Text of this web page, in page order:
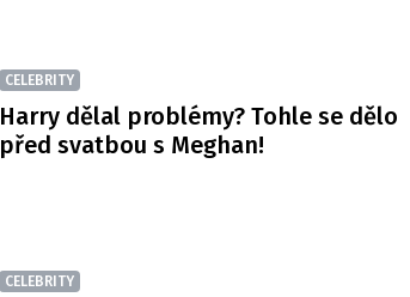
CELEBRITY
Harry dělal problémy? Tohle se dělo
před svatbou s Meghan!
CELEBRITY